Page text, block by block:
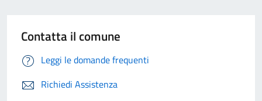
Contatta il comune
Leggi le domande frequenti
Richiedi Assistenza